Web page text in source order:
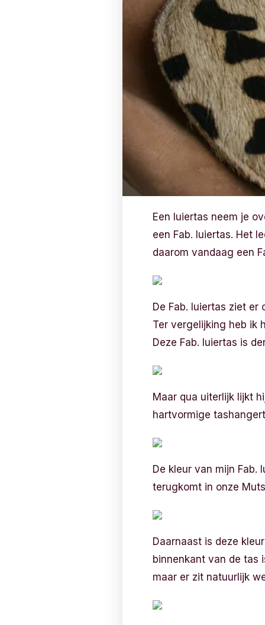
Een luiertas neem je
een Fab. luiertas. Het
daarom vandaag een
De Fab. luiertas ziet
Ter vergelijking heb ik
Deze Fab. luiertas is
Maar qua uiterlijk lijkt
hartvormige
De kleur van mijn Fab.
terugkomt in onze
Daarnaast is deze
binnenkant van de tas
maar er zit natuurlijk